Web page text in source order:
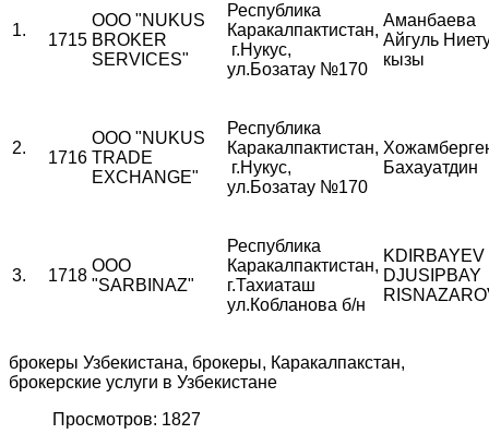
1.
1715
ООО "NUKUS
BROKER
SERVICES"
Республика
Каракалпактистан,
г.Нукус,
ул.Бозатау №170
Аманбаева
Айгуль
кызы
2.
1716
ООО "NUKUS
TRADE
EXCHANGE"
Республика
Каракалпактистан,
г.Нукус,
ул.Бозатау №170
Бахауатдин
3. 1718
ООО
"SARBINAZ"
Республика
Каракалпактистан,
г.Тахиаташ
ул.Кобланова б/н
KDIRBAYEV
DJUSIPBAY
брокеры Узбекистана, брокеры, Каракалпакстан,
брокерские услуги в Узбекистане
Просмотров: 1827